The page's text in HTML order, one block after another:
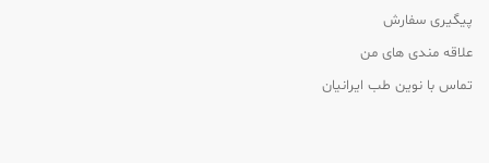
پیگیری سفارش
علاقه مندی های من
تماس با نوین طب ایرانیان